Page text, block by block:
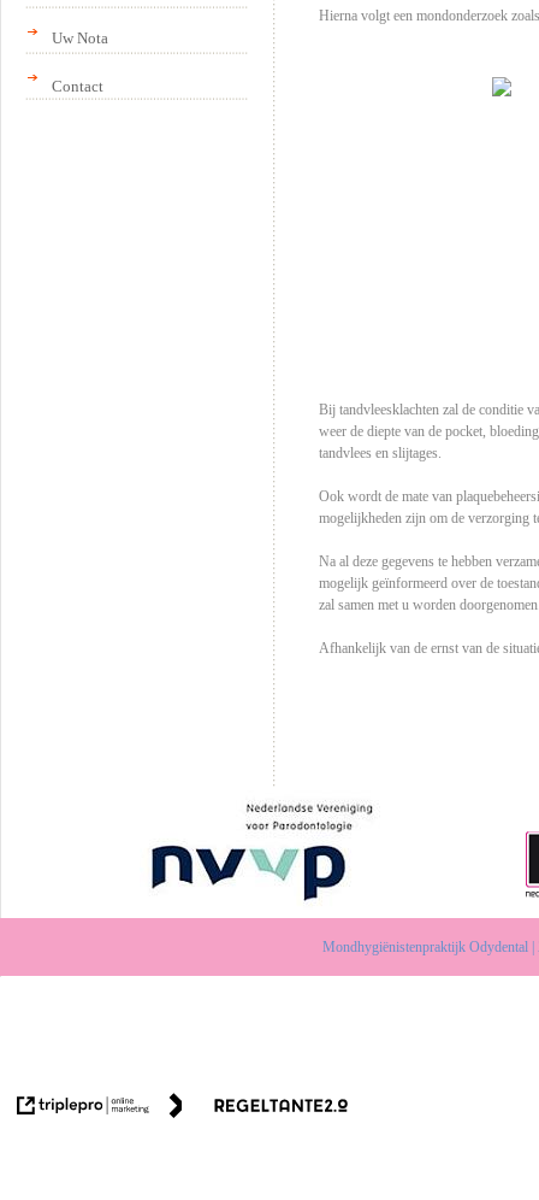
Uw Nota
Contact
Hierna volgt een mondonderzoek
Bij tandvleesklachten zal de conditie
weer de diepte van de pocket,
tandvlees en slijtages.
Ook wordt de mate van
mogelijkheden zijn om de verzorging
Na al deze gegevens te hebben
mogelijk geïnformeerd over de
zal samen met u worden
Afhankelijk van de ernst van de
Mondhygiënistenpraktijk Odydental |